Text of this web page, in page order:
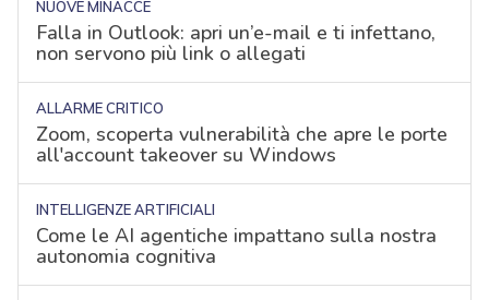
NUOVE MINACCE
Falla in Outlook: apri un’e-mail e ti infettano,
non servono più link o allegati
ALLARME CRITICO
Zoom, scoperta vulnerabilità che apre le porte
all'account takeover su Windows
INTELLIGENZE ARTIFICIALI
Come le AI agentiche impattano sulla nostra
autonomia cognitiva